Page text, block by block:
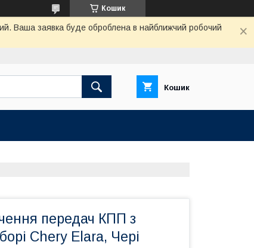
Кошик
Ваша заявка буде оброблена в найближчий робочий
Кошик
передач КПП з
Chery Elara, Чері